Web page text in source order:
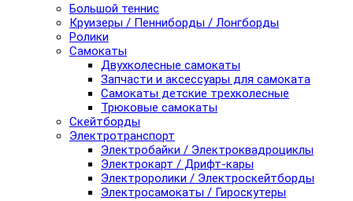
Большой теннис
Круизеры / Пенниборды / Лонгборды
Ролики
Самокаты
Двухколесные самокаты
Запчасти и аксессуары для самоката
Самокаты детские трехколесные
Трюковые самокаты
Скейтборды
Электротранспорт
Электробайки / Электроквадроциклы
Электрокарт / Дрифт-кары
Электроролики / Электроскейтборды
Электросамокаты / Гироскутеры